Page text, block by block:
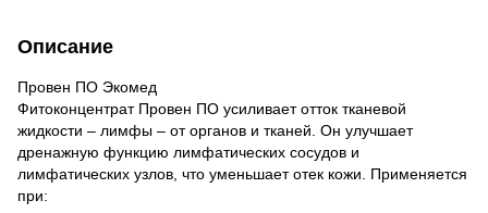
Описание
Провен ПО Экомед
Фитоконцентрат Провен ПО усиливает отток тканевой
жидкости – лимфы – от органов и тканей. Он улучшает
дренажную функцию лимфатических сосудов и
лимфатических узлов, что уменьшает отек кожи. Применяется
при: